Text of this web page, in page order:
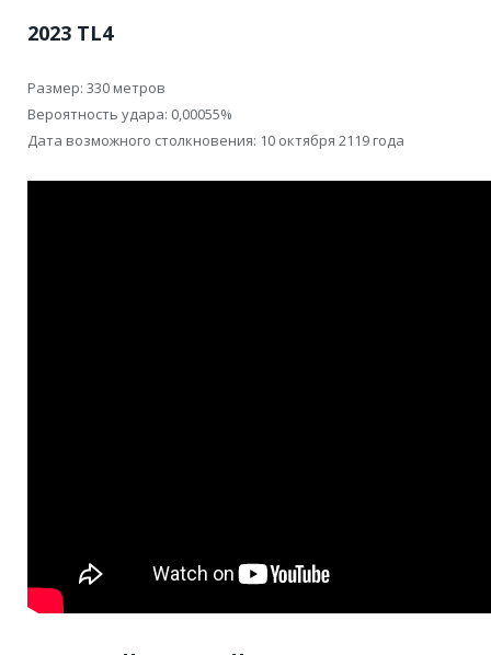
2023 TL4
Размер: 330 метров
Вероятность удара: 0,00055%
Дата возможного столкновения: 10 октября 2119 года